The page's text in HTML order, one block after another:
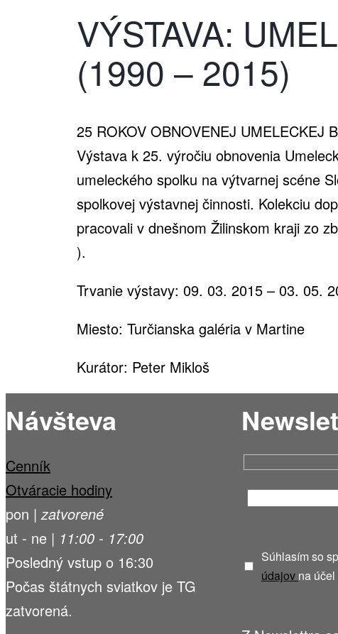
beseda
(1990-
2015)
VÝSTAVA:
(1990 – 2015)
25 ROKOV OBNOVENEJ UMELECKEJ
Výstava k 25. výročiu obnovenia
umeleckého spolku na výtvarnej scéne
spolkovej výstavnej činnosti. Kolekciu
pracovali v dnešnom Žilinskom kraji zo
).
Trvanie výstavy: 09. 03. 2015 – 03. 05.
Miesto: Turčianska galéria v Martine
Kurátor: Peter Mikloš
Návšteva
Cenník
Otváracie hodiny
pon | zatvorené
ut - ne | 11:00 - 17:00
Posledný vstup o 16:30
Počas štátnych sviatkov je TG
zatvorená.
Súhlasím so
údajov na